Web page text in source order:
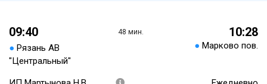
09:40
● Рязань АВ
"Центральный"
48 мин. 10:28
● Марково пов.